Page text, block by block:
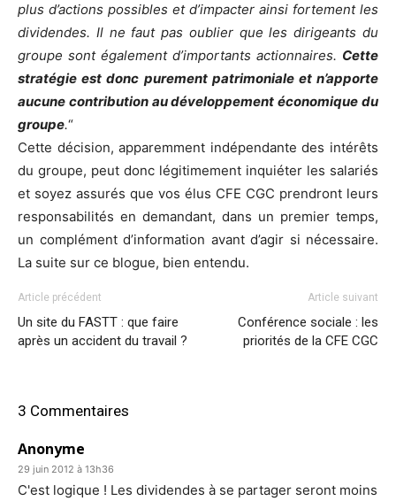
plus d’actions possibles et d’impacter ainsi fortement les
dividendes. Il ne faut pas oublier que les dirigeants du
groupe sont également d’importants actionnaires. Cette
stratégie est donc purement patrimoniale et n’apporte
aucune contribution au développement économique du
groupe.“
Cette décision, apparemment indépendante des intérêts
du groupe, peut donc légitimement inquiéter les salariés
et soyez assurés que vos élus CFE CGC prendront leurs
responsabilités en demandant, dans un premier temps,
un complément d’information avant d’agir si nécessaire.
La suite sur ce blogue, bien entendu.
Article précédent
Un site du FASTT : que faire
après un accident du travail ?
Article suivant
Conférence sociale : les
priorités de la CFE CGC
3 Commentaires
Anonyme
29 juin 2012 à 13h36
C'est logique ! Les dividendes à se partager seront moins